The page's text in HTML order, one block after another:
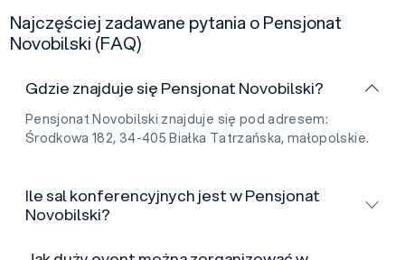
Najczęściej zadawane pytania o Pensjonat
Novobilski (FAQ)
Gdzie znajduje się Pensjonat Novobilski?
Pensjonat Novobilski znajduje się pod adresem:
Środkowa 182, 34-405 Białka Tatrzańska, małopolskie.
Ile sal konferencyjnych jest w Pensjonat
Novobilski?